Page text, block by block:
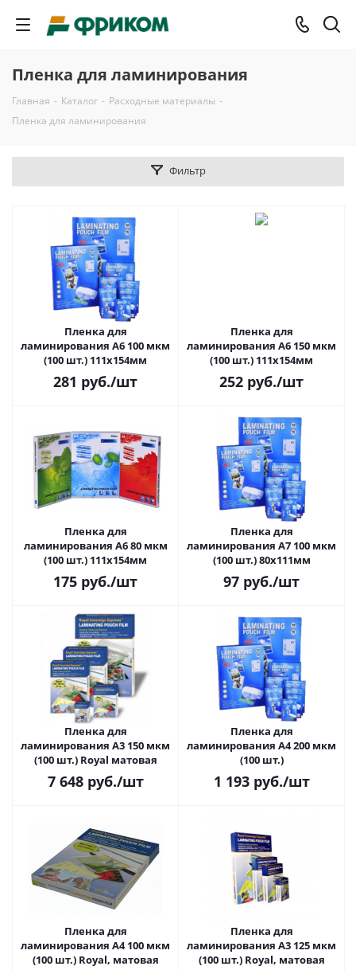
Пленка для ламинирования
Главная - Каталог - Расходные материалы -
Пленка для ламинирования
Фильтр
Пленка для
ламинирования A6 100 мкм
(100 шт.) 111х154мм
281 руб./шт
Пленка для
ламинирования A6 150 мкм
(100 шт.) 111х154мм
252 руб./шт
Пленка для
ламинирования A6 80 мкм
(100 шт.) 111х154мм
175 руб./шт
Пленка для
ламинирования A7 100 мкм
(100 шт.) 80х111мм
97 руб./шт
Пленка для
ламинирования A3 150 мкм
(100 шт.) Royal матовая
7 648руб./шт
Пленка для
ламинирования A4 200 мкм
(100 шт.)
1 193руб./шт
Пленка для
ламинирования A4 100 мкм
(100 шт.) Royal, матовая
Пленка для
ламинирования A3 125 мкм
(100 шт.) Royal, матовая